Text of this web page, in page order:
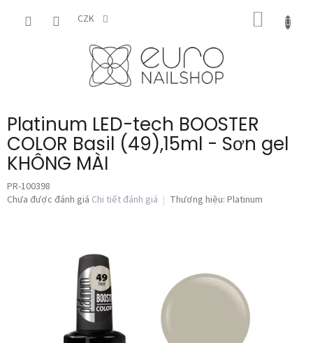
CZK
GIỎ
HÀNG
Platinum LED-tech BOOSTER
COLOR Basil (49),15ml - Sơn gel
KHÔNG MÀI
PR-100398
Đánh
Chưa được đánh giá Chi tiết đánh giá Thương hiệu: Platinum